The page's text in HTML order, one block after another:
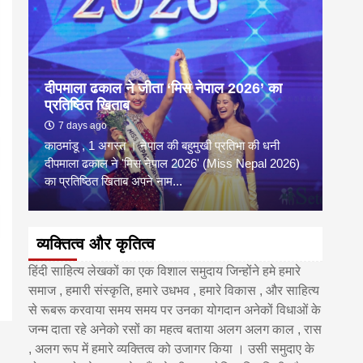
दीपमाला ढकाल ने जीता ‘मिस नेपाल 2026’ का
प्रतिष्ठित खिताब
7 days ago
काठमांडू , 1 अगस्त । नेपाल की बहुमुखी प्रतिभा की धनी
दीपमाला ढकाल ने 'मिस नेपाल 2026' (Miss Nepal 2026)
का प्रतिष्ठित खिताब अपने नाम...
व्यक्तित्व और कृतित्व
हिंदी साहित्य लेखकों का एक विशाल समुदाय जिन्होंने हमे हमारे
समाज , हमारी संस्कृति, हमारे उधभव , हमारे विकास , और साहित्य
से रूबरू करवाया समय समय पर उनका योगदान अनेकों विधाओं के
जन्म दाता रहे अनेको रसों का महत्व बताया अलग अलग काल , रास
, अलग रूप में हमारे व्यक्तित्व को उजागर किया । उसी समुदाए के